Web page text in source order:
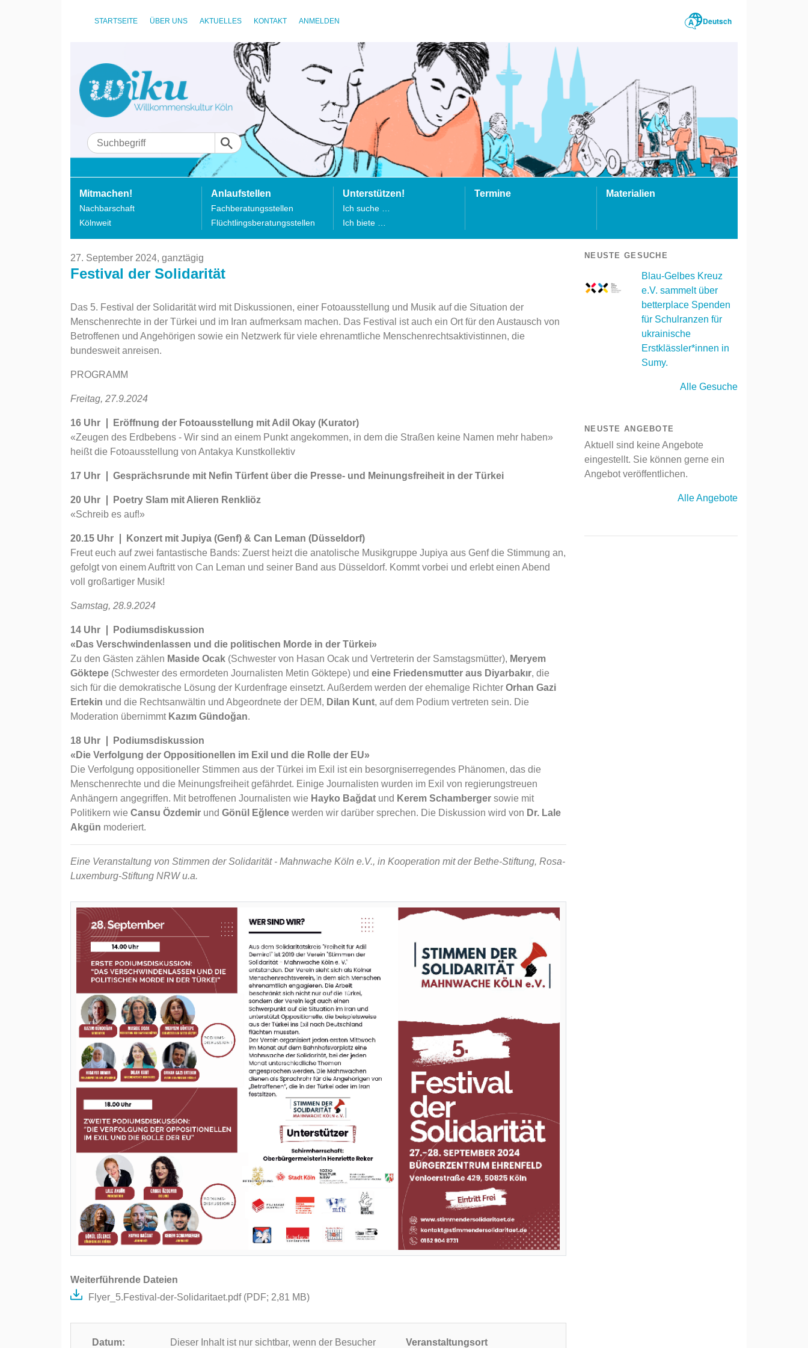
STARTSEITE ÜBER UNS AKTUELLES KONTAKT ANMELDEN Deutsch
Mitmachen!
Nachbarschaft
Kölnweit
Anlaufstellen
Fachberatungsstellen
Flüchtlingsberatungsstellen
Unterstützen!
Ich suche …
Ich biete …
Termine Materialien
27. September 2024, ganztägig
Festival der Solidarität
Das 5. Festival der Solidarität wird mit Diskussionen, einer Fotoausstellung und Musik auf die Situation der
Menschenrechte in der Türkei und im Iran aufmerksam machen. Das Festival ist auch ein Ort für den Austausch von
Betroffenen und Angehörigen sowie ein Netzwerk für viele ehrenamtliche Menschenrechtsaktivistinnen, die
bundesweit anreisen.
PROGRAMM
Freitag, 27.9.2024
16 Uhr ❘ Eröffnung der Fotoausstellung mit Adil Okay (Kurator)
«Zeugen des Erdbebens - Wir sind an einem Punkt angekommen, in dem die Straßen keine Namen mehr haben»
heißt die Fotoausstellung von Antakya Kunstkollektiv
17 Uhr ❘ Gesprächsrunde mit Nefin Türfent über die Presse- und Meinungsfreiheit in der Türkei
20 Uhr ❘ Poetry Slam mit Alieren Renkliöz
«Schreib es auf!»
20.15 Uhr ❘ Konzert mit Jupiya (Genf) & Can Leman (Düsseldorf)
Freut euch auf zwei fantastische Bands: Zuerst heizt die anatolische Musikgruppe Jupiya aus Genf die Stimmung an,
gefolgt von einem Auftritt von Can Leman und seiner Band aus Düsseldorf. Kommt vorbei und erlebt einen Abend
voll großartiger Musik!
Samstag, 28.9.2024
14 Uhr ❘ Podiumsdiskussion
«Das Verschwindenlassen und die politischen Morde in der Türkei»
Zu den Gästen zählen Maside Ocak (Schwester von Hasan Ocak und Vertreterin der Samstagsmütter), Meryem
Göktepe (Schwester des ermordeten Journalisten Metin Göktepe) und eine Friedensmutter aus Diyarbakır, die
sich für die demokratische Lösung der Kurdenfrage einsetzt. Außerdem werden der ehemalige Richter Orhan Gazi
Ertekin und die Rechtsanwältin und Abgeordnete der DEM, Dilan Kunt, auf dem Podium vertreten sein. Die
Moderation übernimmt Kazım Gündoğan.
18 Uhr ❘ Podiumsdiskussion
«Die Verfolgung der Oppositionellen im Exil und die Rolle der EU»
Die Verfolgung oppositioneller Stimmen aus der Türkei im Exil ist ein besorgniserregendes Phänomen, das die
Menschenrechte und die Meinungsfreiheit gefährdet. Einige Journalisten wurden im Exil von regierungstreuen
Anhängern angegriffen. Mit betroffenen Journalisten wie Hayko Bağdat und Kerem Schamberger sowie mit
Politikern wie Cansu Özdemir und Gönül Eğlence werden wir darüber sprechen. Die Diskussion wird von Dr. Lale
Akgün moderiert.
Eine Veranstaltung von Stimmen der Solidarität - Mahnwache Köln e.V., in Kooperation mit der Bethe-Stiftung, Rosa-
Luxemburg-Stiftung NRW u.a.
Weiterführende Dateien
Flyer_5.Festival-der-Solidaritaet.pdf (PDF; 2,81 MB)
Datum: Dieser Inhalt ist nur sichtbar, wenn der Besucher Veranstaltungsort
NEUSTE GESUCHE
Blau-Gelbes Kreuz
e.V. sammelt über
betterplace Spenden
für Schulranzen für
ukrainische
Erstklässler*innen in
Sumy.
Alle Gesuche
NEUSTE ANGEBOTE
Aktuell sind keine Angebote
eingestellt. Sie können gerne ein
Angebot veröffentlichen.
Alle Angebote